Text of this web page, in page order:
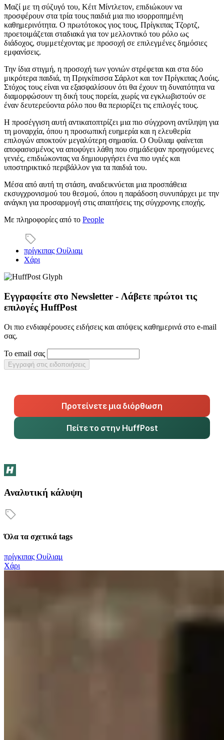
Μαζί με τη σύζυγό του, Κέιτ Μίντλετον, επιδιώκουν να
προσφέρουν στα τρία τους παιδιά μια πιο ισορροπημένη
καθημερινότητα. Ο πρωτότοκος γιος τους, Πρίγκιπας Τζορτζ,
προετοιμάζεται σταδιακά για τον μελλοντικό του ρόλο ως
διάδοχος, συμμετέχοντας με προσοχή σε επιλεγμένες δημόσιες
εμφανίσεις.
Την ίδια στιγμή, η προσοχή των γονιών στρέφεται και στα δύο
μικρότερα παιδιά, τη Πριγκίπισσα Σάρλοτ και τον Πρίγκιπας Λούις.
Στόχος τους είναι να εξασφαλίσουν ότι θα έχουν τη δυνατότητα να
διαμορφώσουν τη δική τους πορεία, χωρίς να εγκλωβιστούν σε
έναν δευτερεύοντα ρόλο που θα περιορίζει τις επιλογές τους.
Η προσέγγιση αυτή αντικατοπτρίζει μια πιο σύγχρονη αντίληψη για
τη μοναρχία, όπου η προσωπική ευημερία και η ελευθερία
επιλογών αποκτούν μεγαλύτερη σημασία. Ο Ουίλιαμ φαίνεται
αποφασισμένος να αποφύγει λάθη που σημάδεψαν προηγούμενες
γενιές, επιδιώκοντας να δημιουργήσει ένα πιο υγιές και
υποστηρικτικό περιβάλλον για τα παιδιά του.
Μέσα από αυτή τη στάση, αναδεικνύεται μια προσπάθεια
εκσυγχρονισμού του θεσμού, όπου η παράδοση συνυπάρχει με την
ανάγκη για προσαρμογή στις απαιτήσεις της σύγχρονης εποχής.
Με πληροφορίες από το People
πρίγκιπας Ουίλιαμ
Χάρι
Εγγραφείτε στο Newsletter - Λάβετε πρώτοι τις
επιλογές HuffPost
Οι πιο ενδιαφέρουσες ειδήσεις και απόψεις καθημερινά στο e-mail
σας.
Το email σας
Εγγραφή στις ειδοποιήσεις
Προτείνετε μια διόρθωση
Πείτε το στην HuffPost
Αναλυτική κάλυψη
Όλα τα σχετικά tags
πρίγκιπας Ουίλιαμ
Χάρι